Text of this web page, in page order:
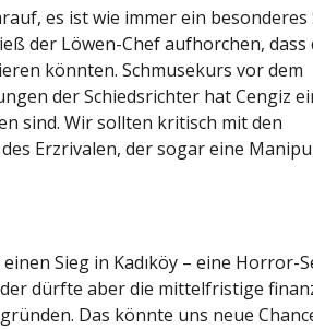
es ist wie immer ein besonderes
der Löwen-Chef aufhorchen, dass
könnten. Schmusekurs vor dem
der Schiedsrichter hat Cengiz
sind. Wir sollten kritisch mit den
Erzrivalen, der sogar eine
Sieg in Kadıköy – eine Horror-
dürfte aber die mittelfristige
Das könnte uns neue